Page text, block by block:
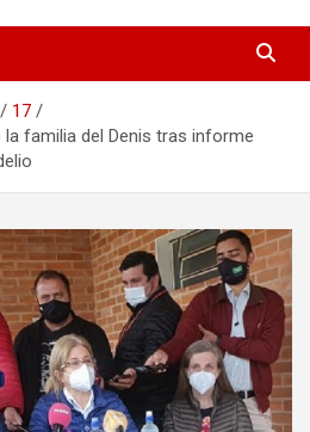
17
familia del Denis tras informe